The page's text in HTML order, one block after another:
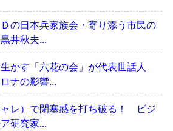
Ｄの日本兵家族会・寄り添う市民の
井秋夫...
かす「六花の会」が代表世話人
ナの影響...
レ）で閉塞感を打ち破る！ ビジ
研究家...